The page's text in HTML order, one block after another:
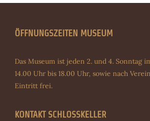
ÖFFNUNGSZEITEN MUSEUM
Das Museum ist jeden 2. und 4. Sonntag
14.00 Uhr bis 18.00 Uhr, sowie nach
Eintritt frei.
KONTAKT SCHLOSSKELLER